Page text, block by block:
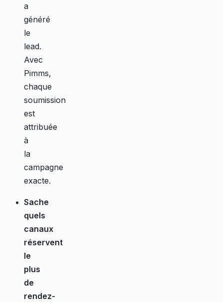
a
généré
le
lead.
Avec
Pimms,
chaque
soumission
est
attribuée
à
la
campagne
exacte.
Sache
quels
canaux
réservent
le
plus
de
rendez-